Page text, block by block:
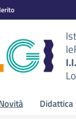
Didattica